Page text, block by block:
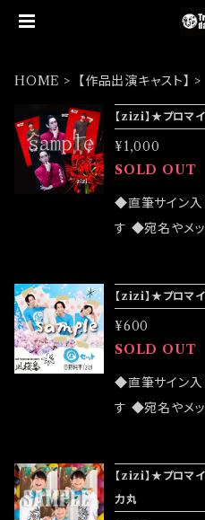
HOME 【作品出演キャスト】
【zizi】★プロマ
¥1,000
SOLD OUT
◆直筆サイン入
す ◆宛名やメッ
お客様はこちら
をお願い致し
ト「大感謝祭」
【zizi】★プロマ
¥600
SOLD OUT
◆直筆サイン入
す ◆宛名やメッ
になる可能性
いお客様はこち
【zizi】★プロマ
力丸